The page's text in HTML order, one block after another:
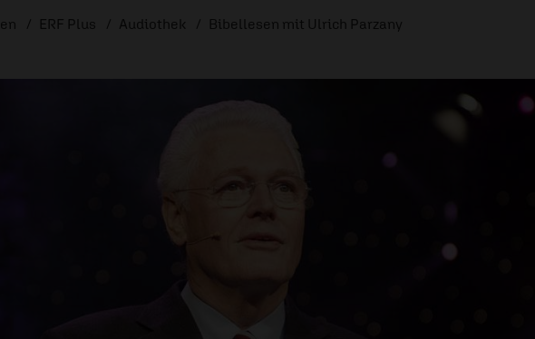
ERF Plus Audiothek Bibellesen mit Ulrich Parzany